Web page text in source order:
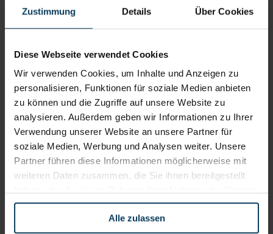
Zustimmung Details Über Cookies
Diese Webseite verwendet Cookies
Wir verwenden Cookies, um Inhalte und Anzeigen zu
personalisieren, Funktionen für soziale Medien anbieten
zu können und die Zugriffe auf unsere Website zu
analysieren. Außerdem geben wir Informationen zu Ihrer
Verwendung unserer Website an unsere Partner für
soziale Medien, Werbung und Analysen weiter. Unsere
Partner führen diese Informationen möglicherweise mit
weiteren Daten zusammen, die Sie ihnen bereitgestellt
gesammelt haben.
Alle zulassen
Die Reue verpasster Chancen
überwiegt das Risiko, Fehler
EINBLICKE
Warum du immer weiter
läufst, aber nie ankommst
EINBLICKE
Der richtige Zeitpunkt kommt
nie
EINBLICKE